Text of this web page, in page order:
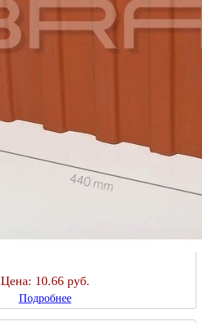
Цена: 10.66 руб.
Подробнее